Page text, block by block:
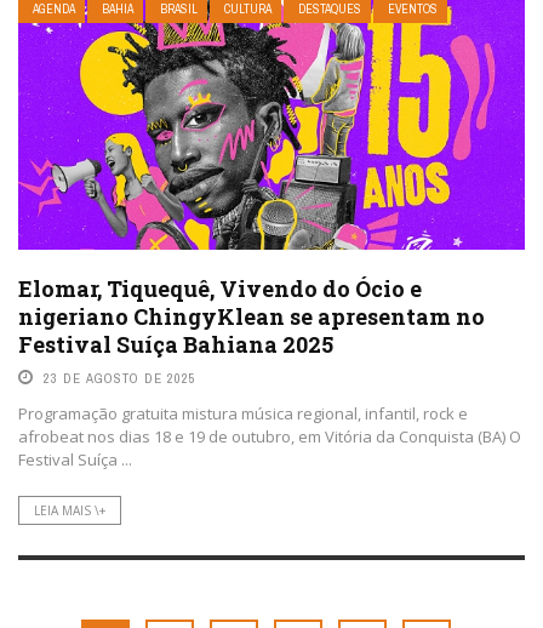
AGENDA BAHIA BRASIL CULTURA DESTAQUES EVENTOS
Elomar, Tiquequê, Vivendo do Ócio e
nigeriano ChingyKlean se apresentam no
Festival Suíça Bahiana 2025
23 DE AGOSTO DE 2025
Programação gratuita mistura música regional, infantil, rock e
afrobeat nos dias 18 e 19 de outubro, em Vitória da Conquista (BA) O
Festival Suíça ...
LEIA MAIS \+